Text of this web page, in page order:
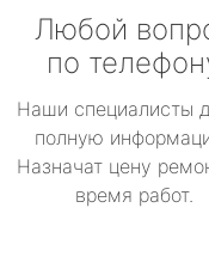
Любой
по
Наши специалисты
полную
Назначат цену
время работ.